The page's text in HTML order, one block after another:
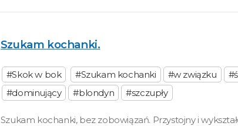
Szukam kochanki.
#Skok w bok #Szukam kochanki #w związku
#dominujący
#blondyn #szczupły
Szukam kochanki, bez zobowiązań. Przystojny i